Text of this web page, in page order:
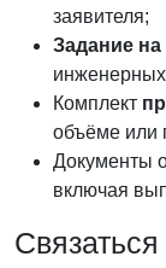
заявителя;
Задание
Комплект
объёме или
Документы
включая